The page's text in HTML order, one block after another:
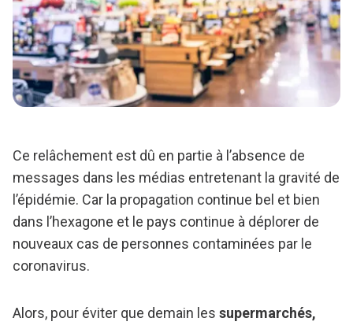
Ce relâchement est dû en partie à l’absence de
messages dans les médias entretenant la gravité de
l’épidémie. Car la propagation continue bel et bien
dans l’hexagone et le pays continue à déplorer de
nouveaux cas de personnes contaminées par le
coronavirus.
Alors, pour éviter que demain les supermarchés,